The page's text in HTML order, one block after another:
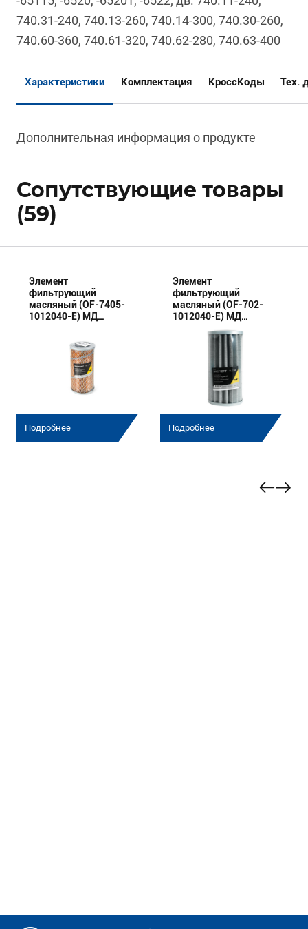
740.31-240, 740.13-260, 740.14-300, 740.30-260,
740.60-360, 740.61-320, 740.62-280, 740.63-400
Характеристики Комплектация КроссКоды Тех.
Дополнительная информация о продукте
Сопутствующие товары
(59)
Элемент
фильтрующий
масляный (OF-7405-
1012040-E) МД
Подробнее
Элемент
фильтрующий
масляный (OF-702-
1012040-E) МД
(Эксперт)
Подробнее